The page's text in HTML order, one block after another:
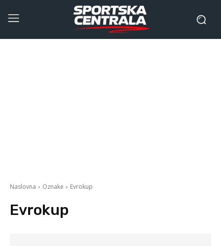
Naslovna Oznake Evrokup
Evrokup